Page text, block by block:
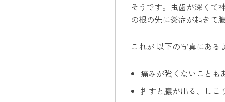
そうです。虫歯が深くて
の根の先に炎症が起きて
これが 以下の写真にある
痛みが強くないことも
押すと膿が出る、しこ